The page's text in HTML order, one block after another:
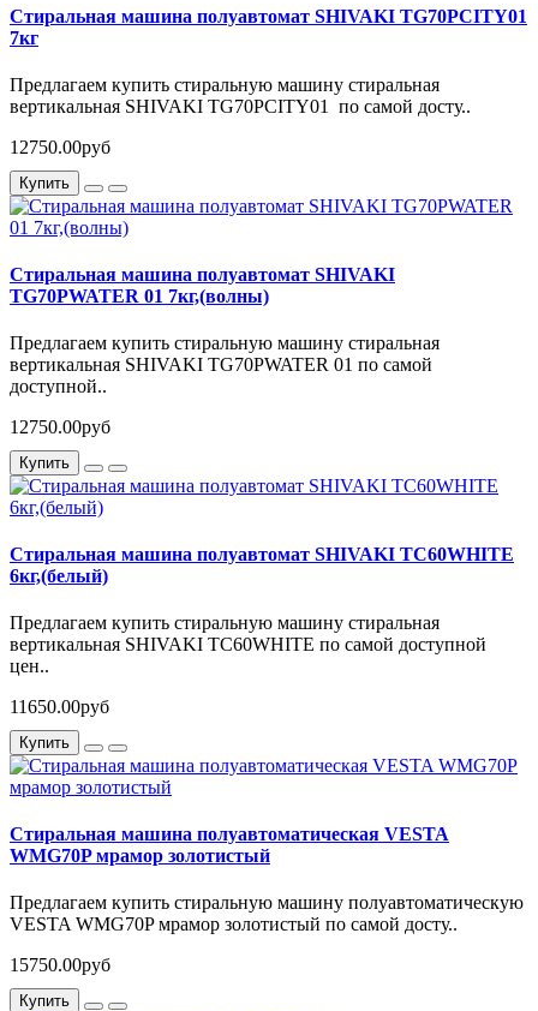
Стиральная машина полуавтомат SHIVAKI TG70PCITY01
7кг
Предлагаем купить стиральную машину стиральная
вертикальная SHIVAKI TG70PCITY01 по самой досту..
12750.00руб
Купить
Стиральная машина полуавтомат SHIVAKI
TG70PWATER 01 7кг,(волны)
Предлагаем купить стиральную машину стиральная
вертикальная SHIVAKI TG70PWATER 01 по самой
доступной..
12750.00руб
Купить
Стиральная машина полуавтомат SHIVAKI TС60WHITE
6кг,(белый)
Предлагаем купить стиральную машину стиральная
вертикальная SHIVAKI TС60WHITE по самой доступной
цен..
11650.00руб
Купить
Стиральная машина полуавтоматическая VESTA
WMG70P мрамор золотистый
Предлагаем купить стиральную машину полуавтоматическую
VESTA WMG70P мрамор золотистый по самой досту..
15750.00руб
Купить